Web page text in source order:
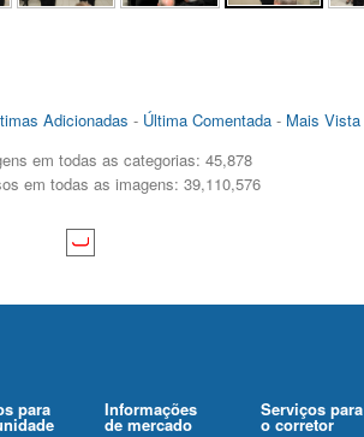
Adicionadas - Última Comentada- Mais Vista
em todas as categorias: 45,878
em todas as imagens: 39,110,576
para Informações
de mercado
Serviços para
o corretor